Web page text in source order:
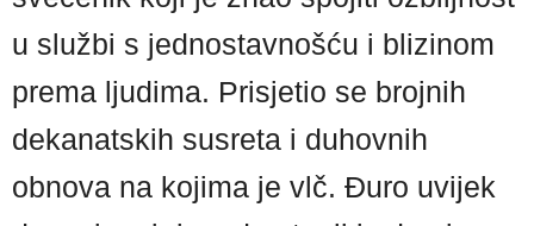
u službi s jednostavnošću i blizinom
prema ljudima. Prisjetio se brojnih
dekanatskih susreta i duhovnih
obnova na kojima je vlč. Đuro uvijek